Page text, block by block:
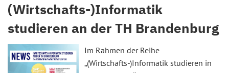
(Wirtschafts-)Informatik
studieren an der TH Brandenburg
Im Rahmen der Reihe
„(Wirtschafts-)Informatik studieren in